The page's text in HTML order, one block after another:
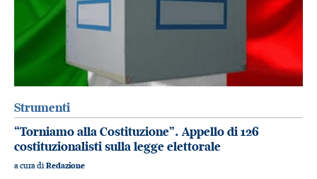
Strumenti
“Torniamo alla Costituzione”. Appello di 126
costituzionalisti sulla legge elettorale
a cura di Redazione